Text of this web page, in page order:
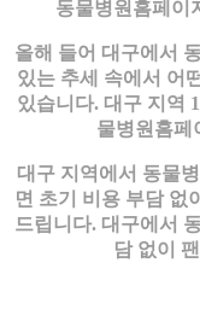
동물병원홈페이
올해 들어 대구에서
있는 추세 속에서 어
있습니다. 대구 지역
물병원홈페
대구 지역에서 동물
면 초기 비용 부담 없
드립니다. 대구에서
담 없이